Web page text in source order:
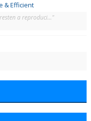
& Efficient
a reproduci..."